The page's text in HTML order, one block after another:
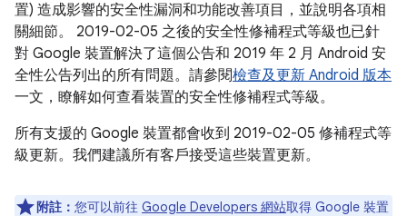
置) 造成影響的安全性漏洞和功能改善項目，並說明各項相
關細節。 2019-02-05 之後的安全性修補程式等級也已針
對 Google 裝置解決了這個公告和 2019 年 2 月 Android 安
全性公告列出的所有問題。請參閱檢查及更新 Android 版本
一文，瞭解如何查看裝置的安全性修補程式等級。
所有支援的 Google 裝置都會收到 2019-02-05 修補程式等
級更新。我們建議所有客戶接受這些裝置更新。
附註： 您可以前往 Google Developers 網站取得 Google 裝置